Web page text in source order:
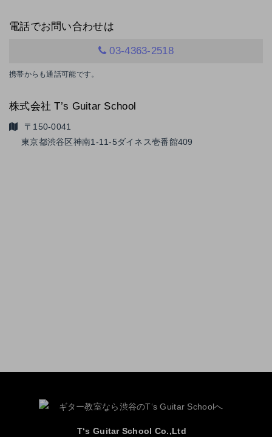
電話でお問い合わせは
03-4363-2518
携帯からも通話可能です。
株式会社 T’s Guitar School
〒150-0041
東京都渋谷区神南1-11-5ダイネス壱番館409
T‘s Guitar School Co.,Ltd